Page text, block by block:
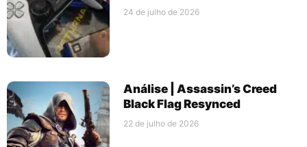
24 de julho de 2026
Análise | Assassin’s Creed
Black Flag Resynced
22 de julho de 2026